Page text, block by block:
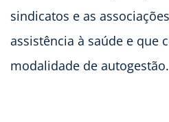
sindicatos e as
assistência à saúde e que
modalidade de autogestão.